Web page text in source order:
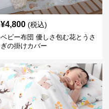
¥4,800 (税込)
ベビー布団 優しさ包む花とうさ
ぎの掛けカバー